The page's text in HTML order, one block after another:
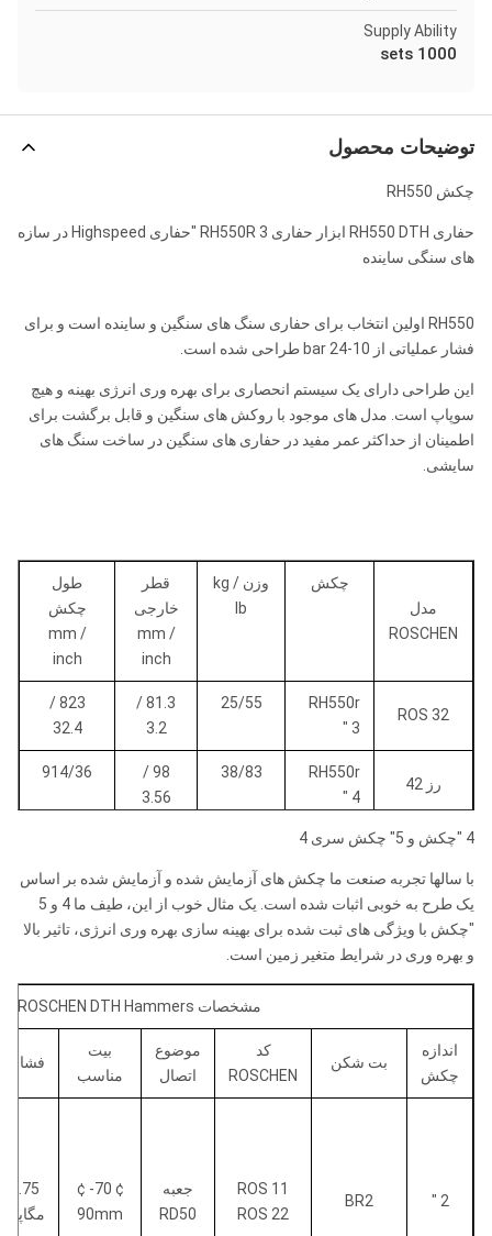
Supply Ability
1000 sets
توضیحات محصول
چکش RH550
حفاری RH550 DTH ابزار حفاری RH550R 3 "حفاری Highspeed در سازه
های سنگی ساینده
RH550 اولین انتخاب برای حفاری سنگ های سنگین و ساینده است و برای
فشار عملیاتی از 10-24 bar طراحی شده است.
این طراحی دارای یک سیستم انحصاری برای بهره وری انرژی بهینه و هیچ
سوپاپ است. مدل های موجود با روکش های سنگین و قابل برگشت برای
اطمینان از حداکثر عمر مفید در حفاری های سنگین در ساخت سنگ های
سایشی.
مدل
ROSCHEN
چکش
وزن kg /
lb
قطر
خارجی
mm /
inch
طول
چکش
mm /
inch
ROS 32
RH550r
3 "
25/55
81.3 /
3.2
823 /
32.4
رز 42
RH550r
4 "
38/83
98 /
3.56
914/36
ROS 50
RH550 5
4.72
ROS 52
RH550g
5 "
73/160
126 /
4.96
987 /
38.86
RH550r
73/160
126 /
4.96
987 /
38.86
ROS 60
72/158
36.3
ROS 64
82/180
5.9
36.3
4 "چکش و 5" چکش سری 4
با سالها تجربه صنعت ما چکش های آزمایش شده و آزمایش شده بر اساس
یک طرح به خوبی اثبات شده است. یک مثال خوب از این، طیف ما 4 و 5
"چکش با ویژگی های ثبت شده برای بهینه سازی بهره وری انرژی، تاثیر بالا
و بهره وری در شرایط متغیر زمین است.
مشخصات ROSCHEN DTH Hammers
اندازه
چکش
بت شکن
کد
ROSCHEN
موضوع
اتصال
بیت
مناسب
فشار
2 "
BR2
ROS 11
ROS 22
جعبه
RD50
¢ 70- ¢
90mm
1.75